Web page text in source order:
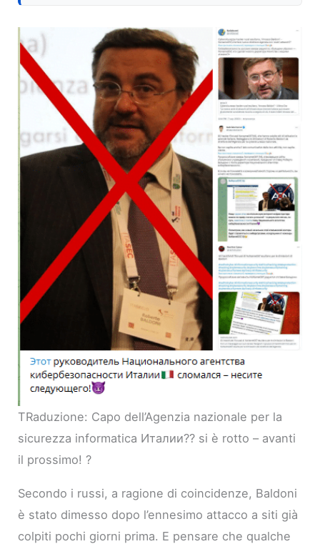
TRaduzione: Capo dell’Agenzia nazionale per la
sicurezza informatica Италии?? si è rotto – avanti
il prossimo! ?
Secondo i russi, a ragione di coincidenze, Baldoni
è stato dimesso dopo l’ennesimo attacco a siti già
colpiti pochi giorni prima. E pensare che qualche